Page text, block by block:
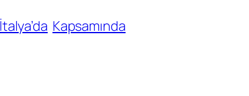
İtalya’da Kapsamında